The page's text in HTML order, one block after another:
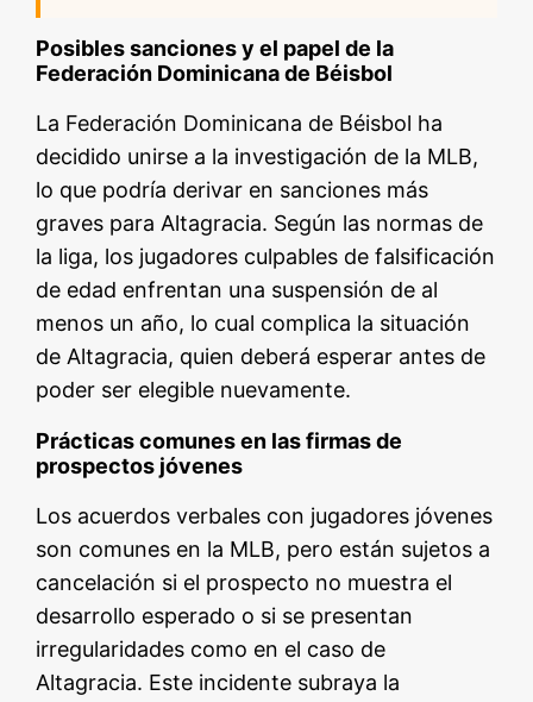
Posibles sanciones y el papel de la
Federación Dominicana de Béisbol
La Federación Dominicana de Béisbol ha
decidido unirse a la investigación de la MLB,
lo que podría derivar en sanciones más
graves para Altagracia. Según las normas de
la liga, los jugadores culpables de falsificación
de edad enfrentan una suspensión de al
menos un año, lo cual complica la situación
de Altagracia, quien deberá esperar antes de
poder ser elegible nuevamente.
Prácticas comunes en las firmas de
prospectos jóvenes
Los acuerdos verbales con jugadores jóvenes
son comunes en la MLB, pero están sujetos a
cancelación si el prospecto no muestra el
desarrollo esperado o si se presentan
irregularidades como en el caso de
Altagracia. Este incidente subraya la